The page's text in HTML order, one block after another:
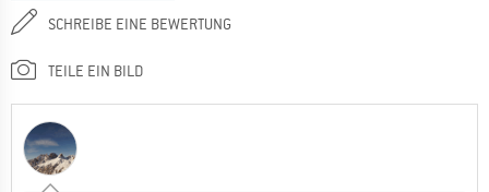
SCHREIBE EINE BEWERTUNG
TEILE EIN BILD